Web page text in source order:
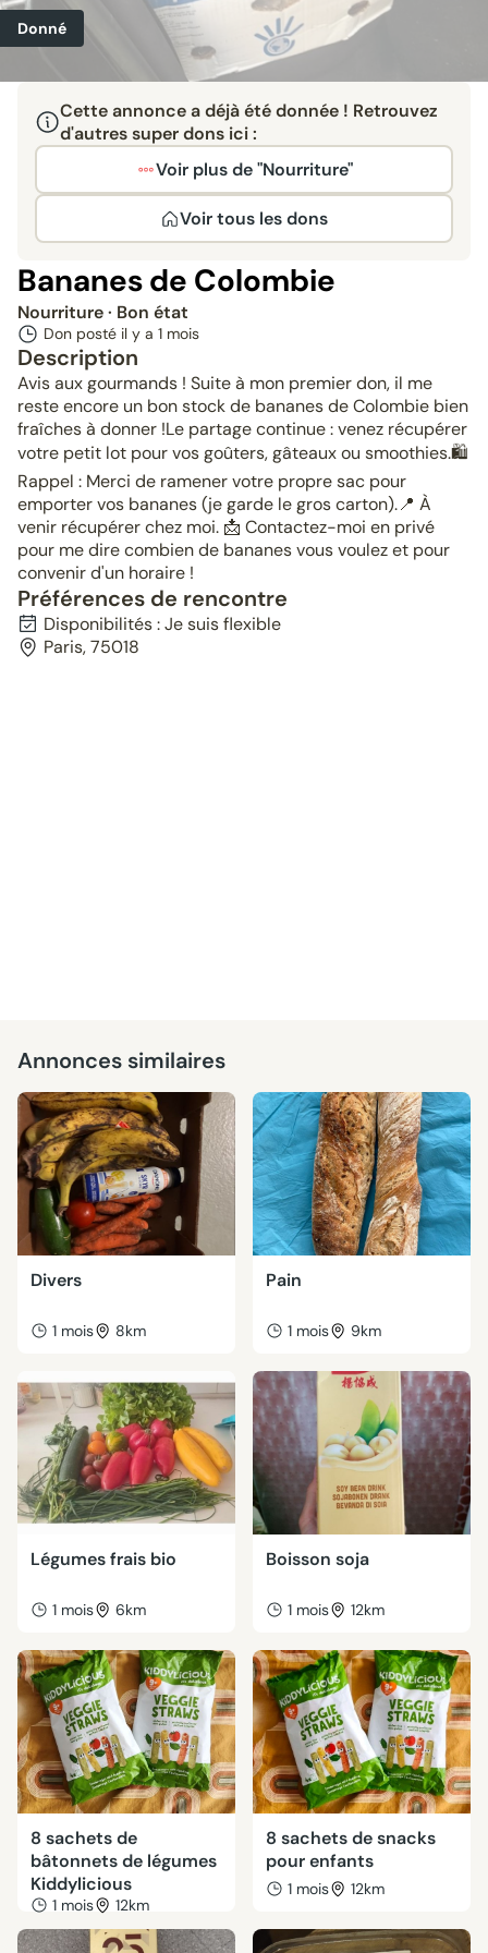
Donné
Cette annonce a déjà été donnée ! Retrouvez
d'autres super dons ici :
Voir plus de "Nourriture"
Voir tous les dons
Bananes de Colombie
Nourriture· Bon état
Don posté il y a 1 mois
Description
Avis aux gourmands ! Suite à mon premier don, il me
reste encore un bon stock de bananes de Colombie bien
fraîches à donner ! ​Le partage continue : venez récupérer
votre petit lot pour vos goûters, gâteaux ou smoothies. ​🛍️
Rappel : Merci de ramener votre propre sac pour
emporter vos bananes (je garde le gros carton). ​📍 À
venir récupérer chez moi. 📩 Contactez-moi en privé
pour me dire combien de bananes vous voulez et pour
convenir d'un horaire !
Préférences de rencontre
Disponibilités : Je suis flexible
Paris, 75018
Annonces similaires
Divers
1 mois 8km
Pain
1 mois 9km
Légumes frais bio
1 mois 6km
Boisson soja
1 mois 12km
8 sachets de
bâtonnets de légumes
Kiddylicious
1 mois 12km
8 sachets de snacks
pour enfants
1 mois 12km